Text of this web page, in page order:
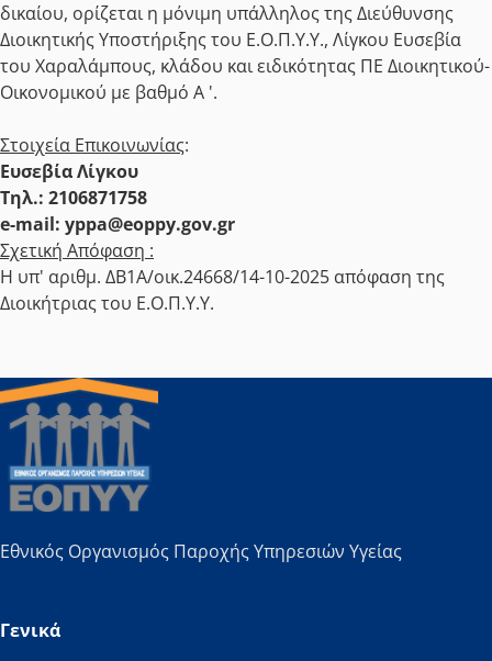
δικαίου, ορίζεται η μόνιμη υπάλληλος της Διεύθυνσης
Διοικητικής Υποστήριξης του Ε.Ο.Π.Υ.Υ., Λίγκου Ευσεβία
του Χαραλάμπους, κλάδου και ειδικότητας ΠΕ Διοικητικού-
Οικονομικού με βαθμό Α '.
Στοιχεία Επικοινωνίας:
Ευσεβία Λίγκου
Τηλ.: 2106871758
e-mail: yppa@eoppy.gov.gr
Σχετική Απόφαση :
Η υπ' αριθμ. ΔΒ1Α/οικ.24668/14-10-2025 απόφαση της
Διοικήτριας του Ε.Ο.Π.Υ.Υ.
Εθνικός Οργανισμός Παροχής Υπηρεσιών Υγείας
Γενικά